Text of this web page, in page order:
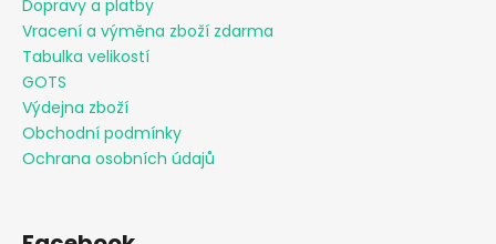
Dopravy a platby
Vracení a výměna zboží zdarma
Tabulka velikostí
GOTS
Výdejna zboží
Obchodní podmínky
Ochrana osobních údajů